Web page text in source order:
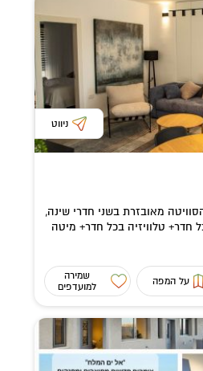
ניווט
מאובזרת בשני חדרי שינה,
חדר+ טלוויזיה בכל חדר+ מיטה
על המפה
שמירה
למועדפים